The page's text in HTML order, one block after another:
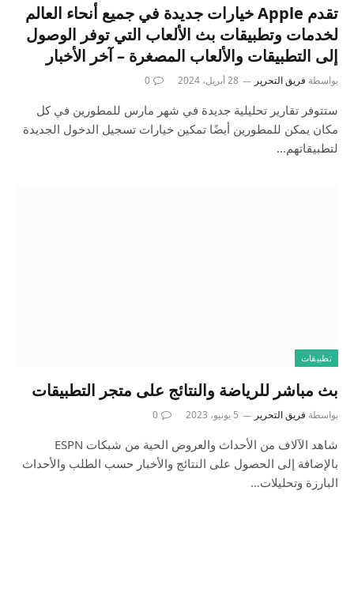
تقدم Apple خيارات جديدة في جميع أنحاء العالم
لخدمات وتطبيقات بث الألعاب التي توفر الوصول
إلى التطبيقات والألعاب المصغرة – آخر الأخبار
بواسطة فريق التحرير 28 أبريل، 2024 0
ستتوفر تقارير تحليلية جديدة في شهر مارس للمطورين في كل
مكان يمكن للمطورين أيضًا تمكين خيارات تسجيل الدخول الجديدة
لتطبيقاتهم…
تطبيقات
بث مباشر للرياضة والنتائج على متجر التطبيقات
بواسطة فريق التحرير 5 يونيو، 2023 0
شاهد الآلاف من الأحداث والعروض الحية من شبكات ESPN
بالإضافة إلى الحصول على النتائج والأخبار حسب الطلب والأحداث
البارزة وتحليلات…